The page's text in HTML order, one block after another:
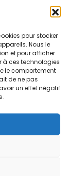
pour stocker
Nous le
et pour afficher
à ces technologies
le comportement
de ne pas
un effet négatif
affaires
réduction
plans
Soldes
Rentrée